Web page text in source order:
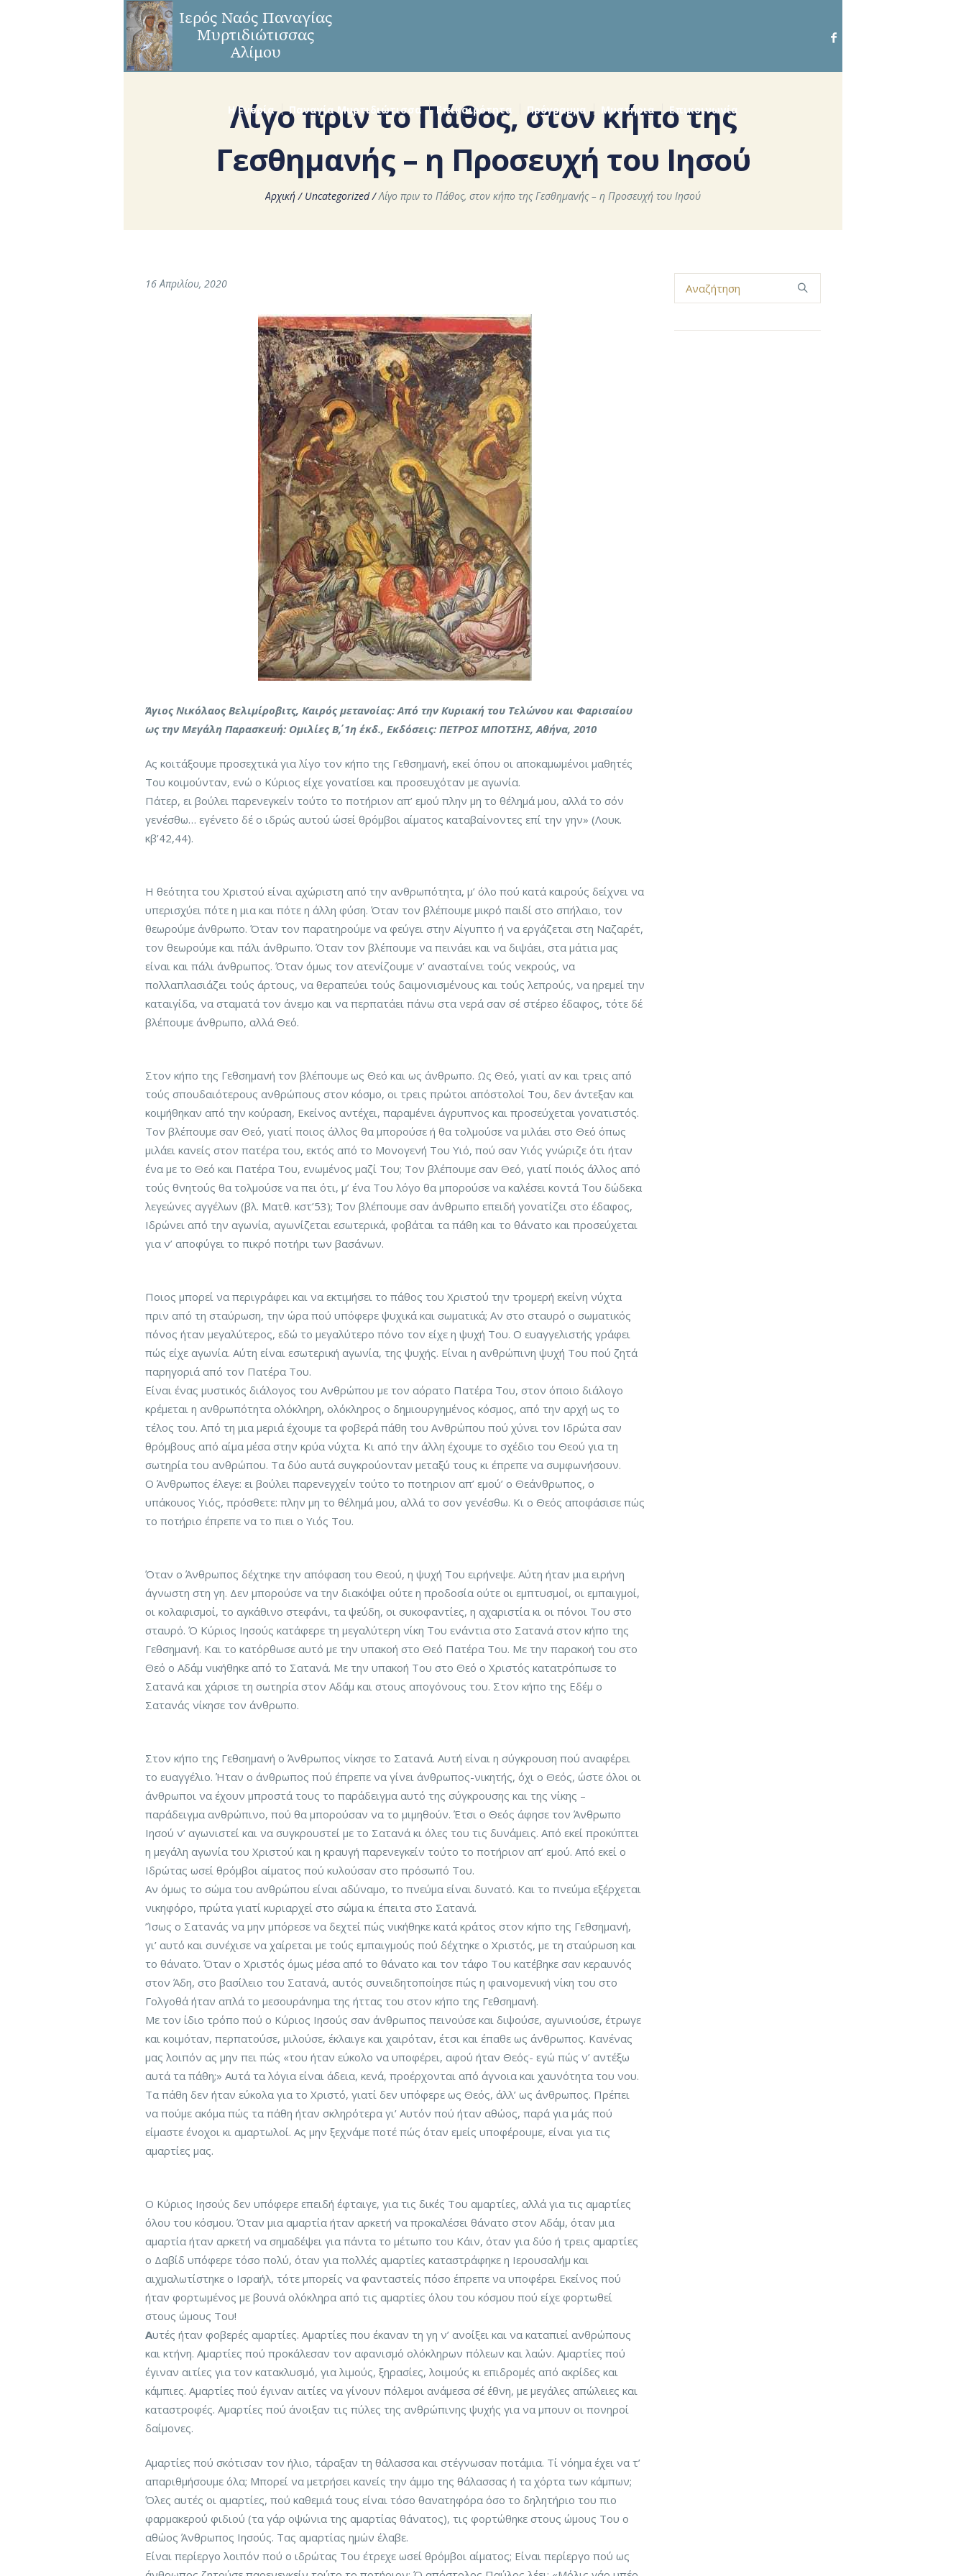
Η Ενορία Παναγία Μυρτιδιώτισσα Επικαιρότητα Πρόγραμμα Μυστήρια Επικοινωνία
Λίγο πριν το Πάθος, στον κήπο της
Γεσθημανής – η Προσευχή του Ιησού
Αρχική / Uncategorized /Λίγο πριν το Πάθος, στον κήπο της Γεσθημανής – η Προσευχή του Ιησού
16 Απριλίου, 2020
Άγιος Νικόλαος Βελιμίροβιτς, Καιρός μετανοίας: Από την Κυριακή του Τελώνου και Φαρισαίου
ως την Μεγάλη Παρασκευή: Ομιλίες Β΄, 1η έκδ., Εκδόσεις: ΠΕΤΡΟΣ ΜΠΟΤΣΗΣ, Αθήνα, 2010
Ας κοιτάξουμε προσεχτικά για λίγο τον κήπο της Γεθσημανή, εκεί όπου οι αποκαμωμένοι μαθητές
Του κοιμούνταν, ενώ ο Κύριος είχε γονατίσει και προσευχόταν με αγωνία.
Πάτερ, ει βούλει παρενεγκείν τούτο το ποτήριον απ’ εμού πλην μη το θέλημά μου, αλλά το σόν
γενέσθω… εγένετο δέ ο ιδρώς αυτού ώσεί θρόμβοι αίματος καταβαίνοντες επί την γην» (Λουκ.
κβ’42,44).
Η θεότητα του Χριστού είναι αχώριστη από την ανθρωπότητα, μ’ όλο πού κατά καιρούς δείχνει να
υπερισχύει πότε η μια και πότε η άλλη φύση. Όταν τον βλέπουμε μικρό παιδί στο σπήλαιο, τον
θεωρούμε άνθρωπο. Όταν τον παρατηρούμε να φεύγει στην Αίγυπτο ή να εργάζεται στη Ναζαρέτ,
τον θεωρούμε και πάλι άνθρωπο. Όταν τον βλέπουμε να πεινάει και να διψάει, στα μάτια μας
είναι και πάλι άνθρωπος. Όταν όμως τον ατενίζουμε ν’ ανασταίνει τούς νεκρούς, να
πολλαπλασιάζει τούς άρτους, να θεραπεύει τούς δαιμονισμένους και τούς λεπρούς, να ηρεμεί την
καταιγίδα, να σταματά τον άνεμο και να περπατάει πάνω στα νερά σαν σέ στέρεο έδαφος, τότε δέ
βλέπουμε άνθρωπο, αλλά Θεό.
Στον κήπο της Γεθσημανή τον βλέπουμε ως Θεό και ως άνθρωπο. Ως Θεό, γιατί αν και τρεις από
τούς σπουδαιότερους ανθρώπους στον κόσμο, οι τρεις πρώτοι απόστολοί Του, δεν άντεξαν και
κοιμήθηκαν από την κούραση, Εκείνος αντέχει, παραμένει άγρυπνος και προσεύχεται γονατιστός.
Τον βλέπουμε σαν Θεό, γιατί ποιος άλλος θα μπορούσε ή θα τολμούσε να μιλάει στο Θεό όπως
μιλάει κανείς στον πατέρα του, εκτός από το Μονογενή Του Υιό, πού σαν Υιός γνώριζε ότι ήταν
ένα με το Θεό και Πατέρα Του, ενωμένος μαζί Του; Τον βλέπουμε σαν Θεό, γιατί ποιός άλλος από
τούς θνητούς θα τολμούσε να πει ότι, μ’ ένα Του λόγο θα μπορούσε να καλέσει κοντά Του δώδεκα
λεγεώνες αγγέλων (βλ. Ματθ. κστ’53); Τον βλέπουμε σαν άνθρωπο επειδή γονατίζει στο έδαφος,
Ιδρώνει από την αγωνία, αγωνίζεται εσωτερικά, φοβάται τα πάθη και το θάνατο και προσεύχεται
για ν’ αποφύγει το πικρό ποτήρι των βασάνων.
Ποιος μπορεί να περιγράφει και να εκτιμήσει το πάθος του Χριστού την τρομερή εκείνη νύχτα
πριν από τη σταύρωση, την ώρα πού υπόφερε ψυχικά και σωματικά; Αν στο σταυρό ο σωματικός
πόνος ήταν μεγαλύτερος, εδώ το μεγαλύτερο πόνο τον είχε η ψυχή Του. Ο ευαγγελιστής γράφει
πώς είχε αγωνία. Αύτη είναι εσωτερική αγωνία, της ψυχής. Είναι η ανθρώπινη ψυχή Του πού ζητά
παρηγοριά από τον Πατέρα Του.
Είναι ένας μυστικός διάλογος του Ανθρώπου με τον αόρατο Πατέρα Του, στον όποιο διάλογο
κρέμεται η ανθρωπότητα ολόκληρη, ολόκληρος ο δημιουργημένος κόσμος, από την αρχή ως το
τέλος του. Από τη μια μεριά έχουμε τα φοβερά πάθη του Ανθρώπου πού χύνει τον Ιδρώτα σαν
θρόμβους από αίμα μέσα στην κρύα νύχτα. Κι από την άλλη έχουμε το σχέδιο του Θεού για τη
σωτηρία του ανθρώπου. Τα δύο αυτά συγκρούονταν μεταξύ τους κι έπρεπε να συμφωνήσουν.
Ο Άνθρωπος έλεγε: ει βούλει παρενεγχείν τούτο το ποτηριον απ’ εμού’ ο Θεάνθρωπος, ο
υπάκουος Υιός, πρόσθετε: πλην μη το θέλημά μου, αλλά το σον γενέσθω. Κι ο Θεός αποφάσισε πώς
το ποτήριο έπρεπε να το πιει ο Υιός Του.
Όταν ο Άνθρωπος δέχτηκε την απόφαση του Θεού, η ψυχή Του ειρήνεψε. Αύτη ήταν μια ειρήνη
άγνωστη στη γη. Δεν μπορούσε να την διακόψει ούτε η προδοσία ούτε οι εμπτυσμοί, οι εμπαιγμοί,
οι κολαφισμοί, το αγκάθινο στεφάνι, τα ψεύδη, οι συκοφαντίες, η αχαριστία κι οι πόνοι Του στο
σταυρό. Ό Κύριος Ιησούς κατάφερε τη μεγαλύτερη νίκη Του ενάντια στο Σατανά στον κήπο της
Γεθσημανή. Και το κατόρθωσε αυτό με την υπακοή στο Θεό Πατέρα Του. Με την παρακοή του στο
Θεό ο Αδάμ νικήθηκε από το Σατανά. Με την υπακοή Του στο Θεό ο Χριστός κατατρόπωσε το
Σατανά και χάρισε τη σωτηρία στον Αδάμ και στους απογόνους του. Στον κήπο της Εδέμ ο
Σατανάς νίκησε τον άνθρωπο.
Στον κήπο της Γεθσημανή ο Άνθρωπος νίκησε το Σατανά. Αυτή είναι η σύγκρουση πού αναφέρει
το ευαγγέλιο. Ήταν ο άνθρωπος πού έπρεπε να γίνει άνθρωπος-νικητής, όχι ο Θεός, ώστε όλοι οι
άνθρωποι να έχουν μπροστά τους το παράδειγμα αυτό της σύγκρουσης και της νίκης –
παράδειγμα ανθρώπινο, πού θα μπορούσαν να το μιμηθούν. Έτσι ο Θεός άφησε τον Άνθρωπο
Ιησού ν’ αγωνιστεί και να συγκρουστεί με το Σατανά κι όλες του τις δυνάμεις. Από εκεί προκύπτει
η μεγάλη αγωνία του Χριστού και η κραυγή παρενεγκείν τούτο το ποτήριον απ’ εμού. Από εκεί ο
Ιδρώτας ωσεί θρόμβοι αίματος πού κυλούσαν στο πρόσωπό Του.
Αν όμως το σώμα του ανθρώπου είναι αδύναμο, το πνεύμα είναι δυνατό. Και το πνεύμα εξέρχεται
νικηφόρο, πρώτα γιατί κυριαρχεί στο σώμα κι έπειτα στο Σατανά.
’Ίσως ο Σατανάς να μην μπόρεσε να δεχτεί πώς νικήθηκε κατά κράτος στον κήπο της Γεθσημανή,
γι’ αυτό και συνέχισε να χαίρεται με τούς εμπαιγμούς πού δέχτηκε ο Χριστός, με τη σταύρωση και
το θάνατο. Όταν ο Χριστός όμως μέσα από το θάνατο και τον τάφο Του κατέβηκε σαν κεραυνός
στον Άδη, στο βασίλειο του Σατανά, αυτός συνειδητοποίησε πώς η φαινομενική νίκη του στο
Γολγοθά ήταν απλά το μεσουράνημα της ήττας του στον κήπο της Γεθσημανή.
Με τον ίδιο τρόπο πού ο Κύριος Ιησούς σαν άνθρωπος πεινούσε και διψούσε, αγωνιούσε, έτρωγε
και κοιμόταν, περπατούσε, μιλούσε, έκλαιγε και χαιρόταν, έτσι και έπαθε ως άνθρωπος. Κανένας
μας λοιπόν ας μην πει πώς «του ήταν εύκολο να υποφέρει, αφού ήταν Θεός- εγώ πώς ν’ αντέξω
αυτά τα πάθη;» Αυτά τα λόγια είναι άδεια, κενά, προέρχονται από άγνοια και χαυνότητα του νου.
Τα πάθη δεν ήταν εύκολα για το Χριστό, γιατί δεν υπόφερε ως Θεός, άλλ’ ως άνθρωπος. Πρέπει
να πούμε ακόμα πώς τα πάθη ήταν σκληρότερα γι’ Αυτόν πού ήταν αθώος, παρά για μάς πού
είμαστε ένοχοι κι αμαρτωλοί. Ας μην ξεχνάμε ποτέ πώς όταν εμείς υποφέρουμε, είναι για τις
αμαρτίες μας.
Ο Κύριος Ιησούς δεν υπόφερε επειδή έφταιγε, για τις δικές Του αμαρτίες, αλλά για τις αμαρτίες
όλου του κόσμου. Όταν μια αμαρτία ήταν αρκετή να προκαλέσει θάνατο στον Αδάμ, όταν μια
αμαρτία ήταν αρκετή να σημαδέψει για πάντα το μέτωπο του Κάιν, όταν για δύο ή τρεις αμαρτίες
ο Δαβίδ υπόφερε τόσο πολύ, όταν για πολλές αμαρτίες καταστράφηκε η Ιερουσαλήμ και
αιχμαλωτίστηκε ο Ισραήλ, τότε μπορείς να φανταστείς πόσο έπρεπε να υποφέρει Εκείνος πού
ήταν φορτωμένος με βουνά ολόκληρα από τις αμαρτίες όλου του κόσμου πού είχε φορτωθεί
στους ώμους Του!
Αυτές ήταν φοβερές αμαρτίες. Αμαρτίες που έκαναν τη γη ν’ ανοίξει και να καταπιεί ανθρώπους
και κτήνη. Αμαρτίες πού προκάλεσαν τον αφανισμό ολόκληρων πόλεων και λαών. Αμαρτίες πού
έγιναν αιτίες για τον κατακλυσμό, για λιμούς, ξηρασίες, λοιμούς κι επιδρομές από ακρίδες και
κάμπιες. Αμαρτίες πού έγιναν αιτίες να γίνουν πόλεμοι ανάμεσα σέ έθνη, με μεγάλες απώλειες και
καταστροφές. Αμαρτίες πού άνοιξαν τις πύλες της ανθρώπινης ψυχής για να μπουν οι πονηροί
δαίμονες.
Αμαρτίες πού σκότισαν τον ήλιο, τάραξαν τη θάλασσα και στέγνωσαν ποτάμια. Τί νόημα έχει να τ’
απαριθμήσουμε όλα; Μπορεί να μετρήσει κανείς την άμμο της θάλασσας ή τα χόρτα των κάμπων;
Όλες αυτές οι αμαρτίες, πού καθεμιά τους είναι τόσο θανατηφόρα όσο το δηλητήριο του πιο
φαρμακερού φιδιού (τα γάρ οψώνια της αμαρτίας θάνατος), τις φορτώθηκε στους ώμους Του ο
αθώος Άνθρωπος Ιησούς. Τας αμαρτίας ημών έλαβε.
Είναι περίεργο λοιπόν πού ο ιδρώτας Του έτρεχε ωσεί θρόμβοι αίματος; Είναι περίεργο πού ως